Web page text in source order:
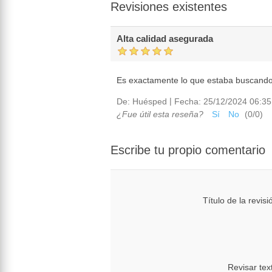
Revisiones existentes
Alta calidad asegurada
Es exactamente lo que estaba
De: Huésped | Fecha: 25/12/2024 06:35
¿Fue útil esta reseña?
Sí No (0/0)
Escribe tu propio comentario
Título de la
Revisar